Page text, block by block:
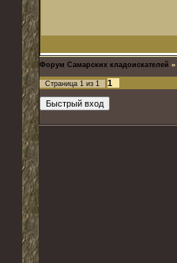
Форум Самарских кладоискателей »
Страница 1 из 1 1